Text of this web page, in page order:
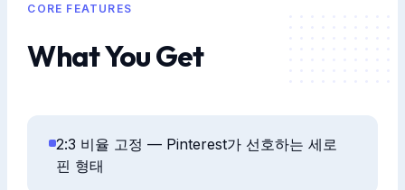
CORE FEATURES
What You Get
2:3 비율 고정 — Pinterest가 선호하는 세로
핀 형태